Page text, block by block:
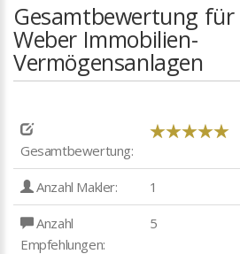
Gesamtbewertung für
Weber Immobilien-
Vermögensanlagen
Gesamtbewertung:
Anzahl Makler: 1
Anzahl
Empfehlungen:
5